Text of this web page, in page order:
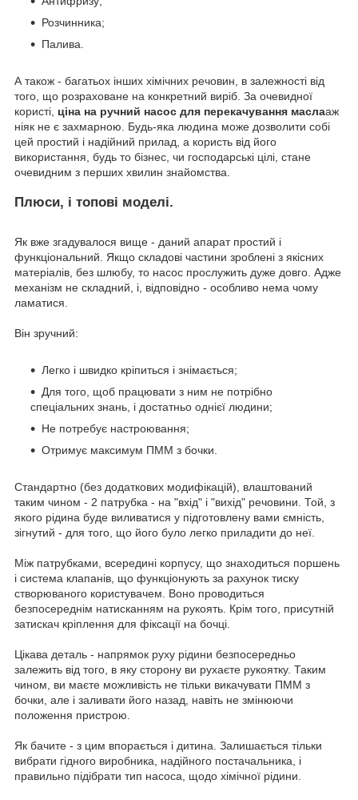
Розчинника;
Палива.
А також - багатьох інших хімічних речовин, в залежності від
того, що розраховане на конкретний виріб. За очевидної
користі, ціна на ручний насос для перекачування маслааж
ніяк не є захмарною. Будь-яка людина може дозволити собі
цей простий і надійний прилад, а користь від його
використання, будь то бізнес, чи господарські цілі, стане
очевидним з перших хвилин знайомства.
Плюси, і топові моделі.
Як вже згадувалося вище - даний апарат простий і
функціональний. Якщо складові частини зроблені з якісних
матеріалів, без шлюбу, то насос прослужить дуже довго. Адже
механізм не складний, і, відповідно - особливо нема чому
ламатися.
Він зручний:
Легко і швидко кріпиться і знімається;
Для того, щоб працювати з ним не потрібно
спеціальних знань, і достатньо однієї людини;
Не потребує настроювання;
Отримує максимум ПММ з бочки.
Стандартно (без додаткових модифікацій), влаштований
таким чином - 2 патрубка - на "вхід" і "вихід" речовини. Той, з
якого рідина буде виливатися у підготовлену вами ємність,
зігнутий - для того, що його було легко приладити до неї.
Між патрубками, всередині корпусу, що знаходиться поршень
і система клапанів, що функціонують за рахунок тиску
створюваного користувачем. Воно проводиться
безпосереднім натисканням на рукоять. Крім того, присутній
затискач кріплення для фіксації на бочці.
Цікава деталь - напрямок руху рідини безпосередньо
залежить від того, в яку сторону ви рухаєте рукоятку. Таким
чином, ви маєте можливість не тільки викачувати ПММ з
бочки, але і заливати його назад, навіть не змінюючи
положення пристрою.
Як бачите - з цим впорається і дитина. Залишається тільки
вибрати гідного виробника, надійного постачальника, і
правильно підібрати тип насоса, щодо хімічної рідини.